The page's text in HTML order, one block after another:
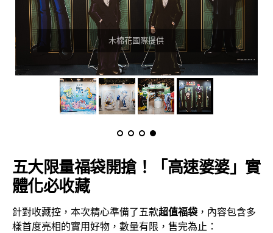
木棉花國際提供
五大限量福袋開搶！「高速婆婆」實
體化必收藏
針對收藏控，本次精心準備了五款超值福袋 ，內容包含多
樣首度亮相的實用好物，數量有限，售完為止：